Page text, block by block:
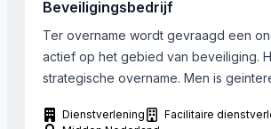
Beveiligingsbedrijf
Ter overname wordt gevraagd een
actief op het gebied van beveiliging.
strategische overname. Men is
van receptiediensten, surveillance,
Dienstverlening
Facilitaire